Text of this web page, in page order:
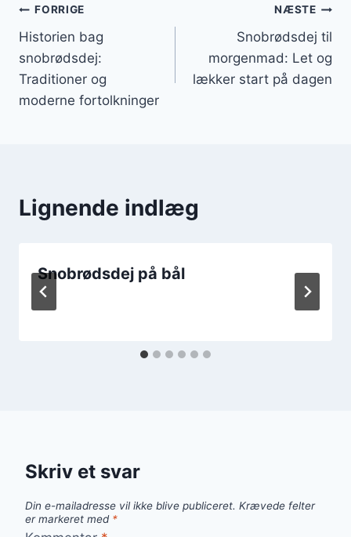
Indlægsnavigation
FORRIGE
Historien bag
snobrødsdej:
Traditioner og
moderne fortolkninger
NÆSTE
Snobrødsdej til
morgenmad: Let og
lækker start på dagen
Lignende indlæg
Snobrødsdej på bål
Skriv et svar
Din e-mailadresse vil ikke blive publiceret. Krævede felter
er markeret med *